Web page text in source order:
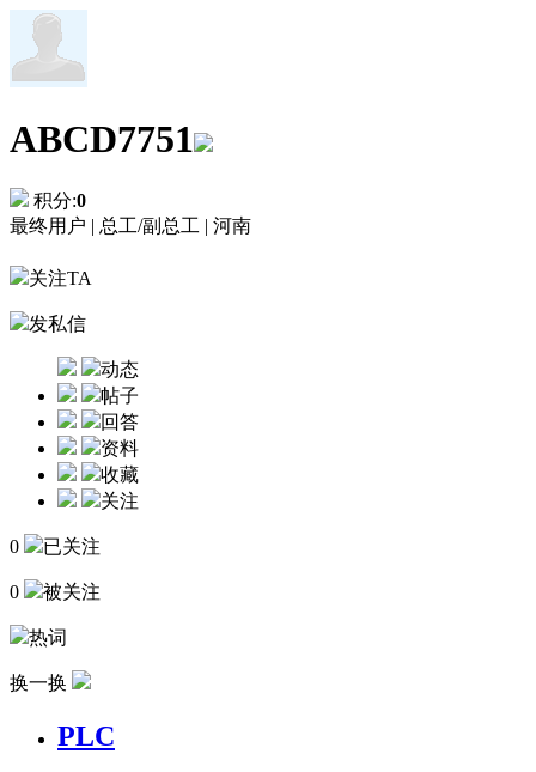
ABCD7751
积分:0
最终用户 | 总工/副总工 | 河南
关注TA
发私信
动态
帖子
回答
资料
收藏
关注
0 已关注
0 被关注
热词
换一换
PLC